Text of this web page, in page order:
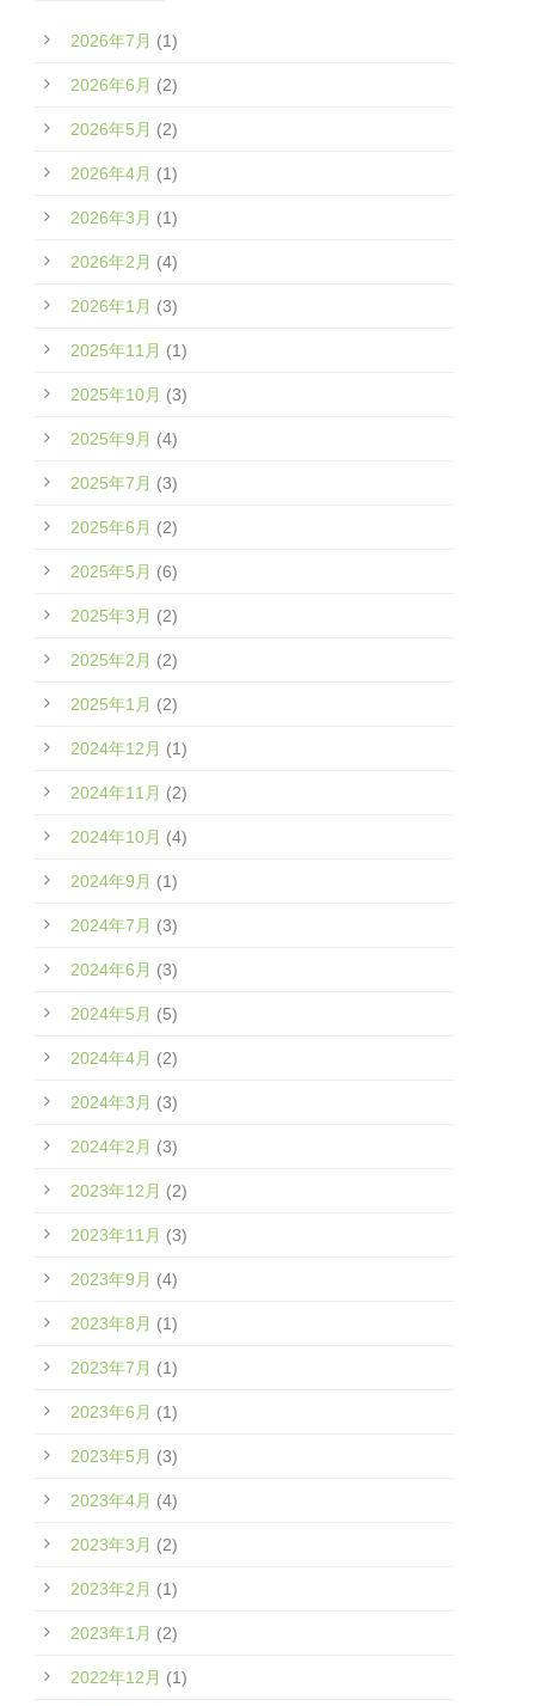
2026年7月 (1)
2026年6月 (2)
2026年5月 (2)
2026年4月 (1)
2026年3月 (1)
2026年2月 (4)
2026年1月 (3)
2025年11月 (1)
2025年10月 (3)
2025年9月 (4)
2025年7月 (3)
2025年6月 (2)
2025年5月 (6)
2025年3月 (2)
2025年2月 (2)
2025年1月 (2)
2024年12月 (1)
2024年11月 (2)
2024年10月 (4)
2024年9月 (1)
2024年7月 (3)
2024年6月 (3)
2024年5月 (5)
2024年4月 (2)
2024年3月 (3)
2024年2月 (3)
2023年12月 (2)
2023年11月 (3)
2023年9月 (4)
2023年8月 (1)
2023年7月 (1)
2023年6月 (1)
2023年5月 (3)
2023年4月 (4)
2023年3月 (2)
2023年2月 (1)
2023年1月 (2)
2022年12月 (1)